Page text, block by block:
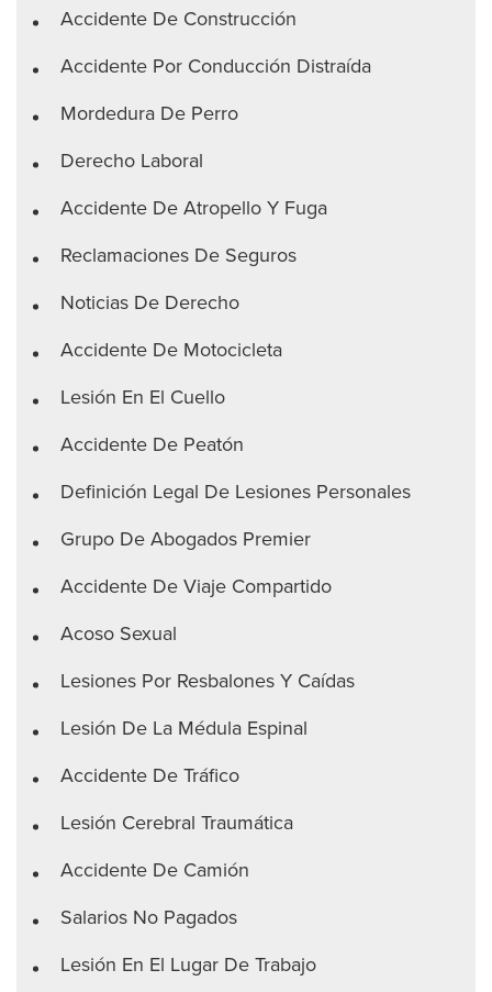
Accidente De Construcción
Accidente Por Conducción Distraída
Mordedura De Perro
Derecho Laboral
Accidente De Atropello Y Fuga
Reclamaciones De Seguros
Noticias De Derecho
Accidente De Motocicleta
Lesión En El Cuello
Accidente De Peatón
Definición Legal De Lesiones Personales
Grupo De Abogados Premier
Accidente De Viaje Compartido
Acoso Sexual
Lesiones Por Resbalones Y Caídas
Lesión De La Médula Espinal
Accidente De Tráfico
Lesión Cerebral Traumática
Accidente De Camión
Salarios No Pagados
Lesión En El Lugar De Trabajo